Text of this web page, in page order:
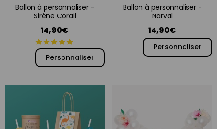
Ballon à personnaliser -
Sirène Corail
14,90€
Personnaliser
Ballon à personnaliser -
Narval
14,90€
Personnaliser